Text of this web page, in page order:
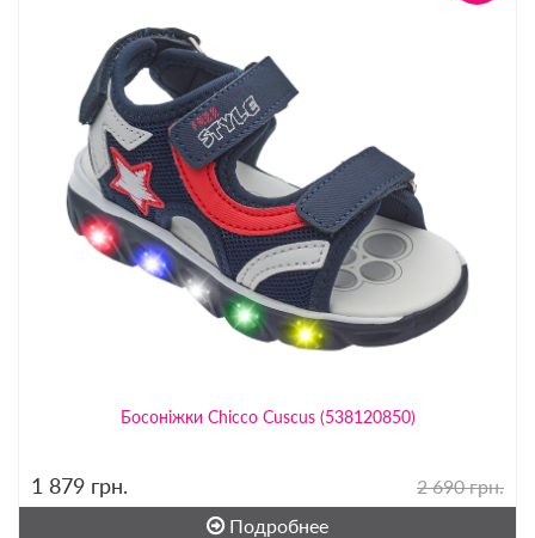
Босоніжки Chicco Cuscus (538120850)
1 879 грн.
2 690 грн.
Подробнее